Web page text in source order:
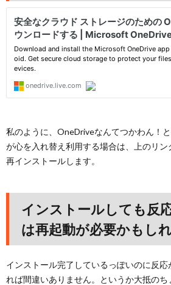
私のように、OneDriveなんてつかわん！
が心を入れ替え利用する場合は、上のリン
再インストールします。
インストールしても反
は再起動が必要かもし
インストール完了しているっぽいのに反
れば間違いありません。というか大抵の